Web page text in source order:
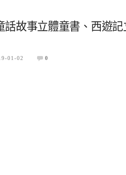
故事立體童書、西遊
01-02 0